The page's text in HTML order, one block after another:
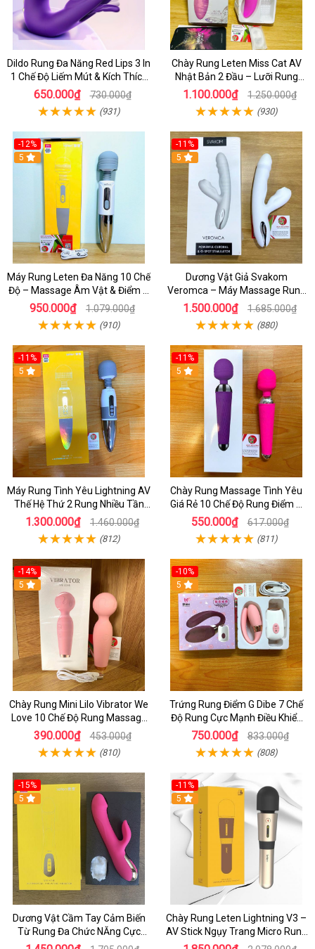
Dildo Rung Đa Năng Red Lips 3 In
1 Chế Độ Liếm Mút & Kích Thích
Điểm G
650.000₫ 730.000₫
(931)
Chày Rung Leten Miss Cat AV
Nhật Bản 2 Đầu – Lưỡi Rung
Siêu Mạnh Kết Hợp Sưởi Ấm Cho
Nữ Sung Sướng
1.100.000₫ 1.250.000₫
(930)
-12%
5
Máy Rung Leten Đa Năng 10 Chế
Độ – Massage Âm Vật & Điểm G
Cực Phê Cho Nữ
950.000₫ 1.079.000₫
(910)
-11%
5
Dương Vật Giả Svakom
Veromca – Máy Massage Rung
Thụt, Bú Mút Âm Vật & Điểm G
Cao Cấp
1.500.000₫ 1.685.000₫
(880)
-11%
5
Máy Rung Tình Yêu Lightning AV
Thế Hệ Thứ 2 Rung Nhiều Tần
Số - Kết Hợp Toả Nhiệt
1.300.000₫ 1.460.000₫
(812)
-11%
5
Chày Rung Massage Tình Yêu
Giá Rẻ 10 Chế Độ Rung Điểm G
Cực Mạnh
550.000₫ 617.000₫
(811)
-14%
5
Chày Rung Mini Lilo Vibrator We
Love 10 Chế Độ Rung Massage
Cực Mạnh
390.000₫ 453.000₫
(810)
-10%
5
Trứng Rung Điểm G Dibe 7 Chế
Độ Rung Cực Mạnh Điều Khiển
Từ Xa
750.000₫ 833.000₫
(808)
-15%
5
Dương Vật Cầm Tay Cảm Biến
Từ Rung Đa Chức NĂng Cực
Mạnh - Kết hợp Toả Nhiệt Rung
-11%
5
Chày Rung Leten Lightning V3 –
AV Stick Ngụy Trang Micro Rung
Mạnh Có Sưởi Ấm